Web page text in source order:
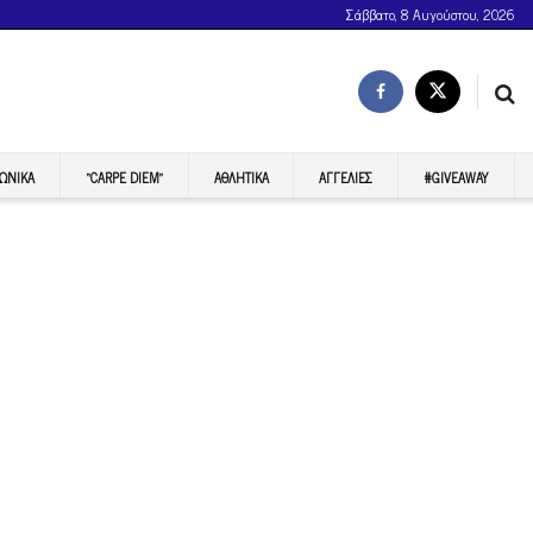
Σάββατο, 8 Αυγούστου, 2026
“CARPE DIEM” ΑΘΛΗΤΙΚΆ ΑΓΓΕΛΊΕΣ #GIVEAWAY